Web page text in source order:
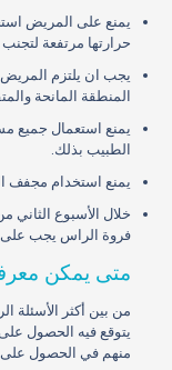
يمنع على المريض
حرارتها مرتفعة لتجنب
يجب ان يلتزم المريض
المنطقة المانحة
يمنع استعمال جميع
الطبيب بذلك.
يمنع استخدام مجفف
خلال الأسبوع
فروة الراس يجب
متى يمكن
من بين أكثر الأسئلة
يتوقع فيه الحصول
منهم في الحصول